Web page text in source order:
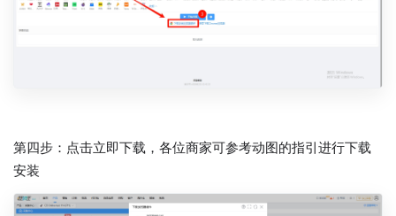
第四步：点击立即下载，各位商家可参考动图的指引进行下载
安装